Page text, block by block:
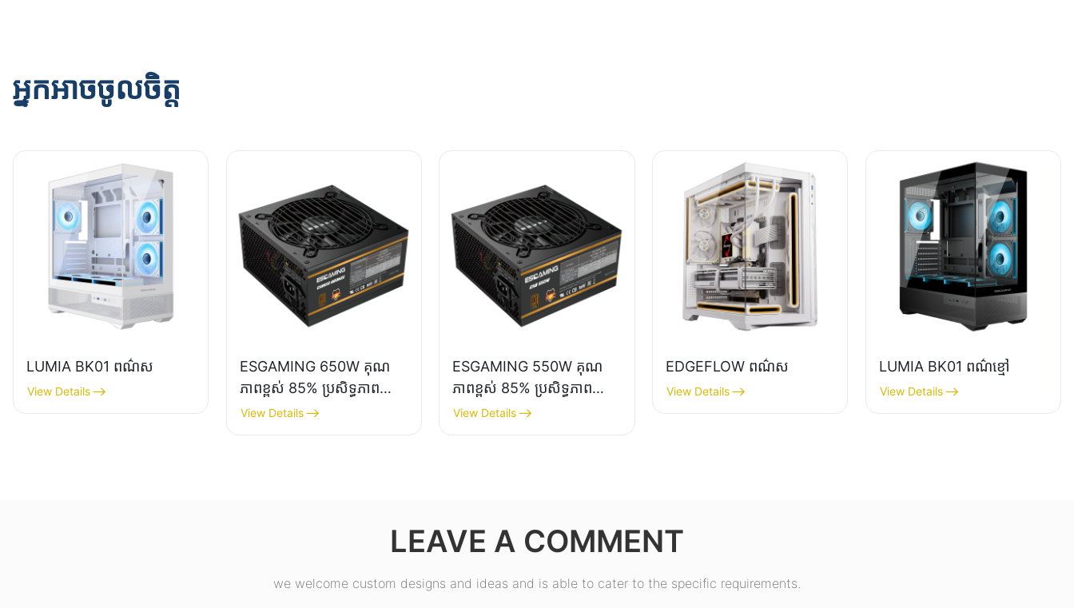
អ្នកអាចចូលចិត្ត
LUMIA BK01 ពណ៌ស
View Details
ESGAMING 650W គុណ
ភាពខ្ពស់ 85% ប្រសិទ្ធភាព
80+ Bronze សម្រាប់កុំ
ព្យូទ័រលើតុ ផ្គត់ផ្គង់ថាមពល
View Details
ESGAMING 550W គុណ
ភាពខ្ពស់ 85% ប្រសិទ្ធភាព
80+ សំរិទ្ធ ផ្គត់ផ្គង់ថាមពលកុំ
ព្យូទ័រលើតុ ESB550W
View Details
EDGEFLOW ពណ៌ស
View Details
LUMIA BK01 ពណ៌ខ្មៅ
View Details
LEAVE A COMMENT
we welcome custom designs and ideas and is able to cater to the specific requirements.